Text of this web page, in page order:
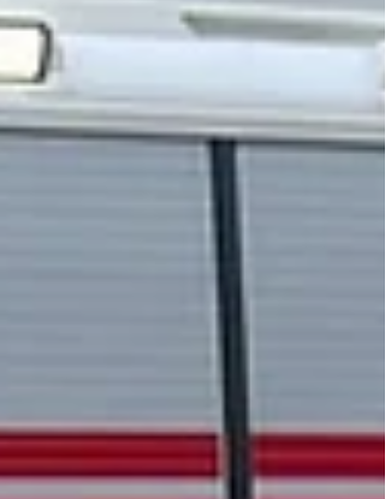
Flammen, zum Glück, ohne einer darin
befindlichen Person. RLF Neumarkt und Pumpe
Pfongau rüsteten sich umgehend mit schweren
Atemschutz aus und begannen mit den
Löscharbeiten. Tank Neumarkt sicherte die
Einsatzstelle ab. Anschließend wurde das